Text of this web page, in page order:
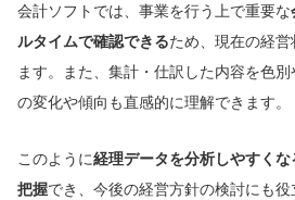
会計ソフトでは、事業を行う上で重要な
ルタイムで確認できるため、現在の経
ます。また、集計・仕訳した内容を色
の変化や傾向も直感的に理解できます。
このように経理データを分析しやすく
把握でき、今後の経営方針の検討にも役